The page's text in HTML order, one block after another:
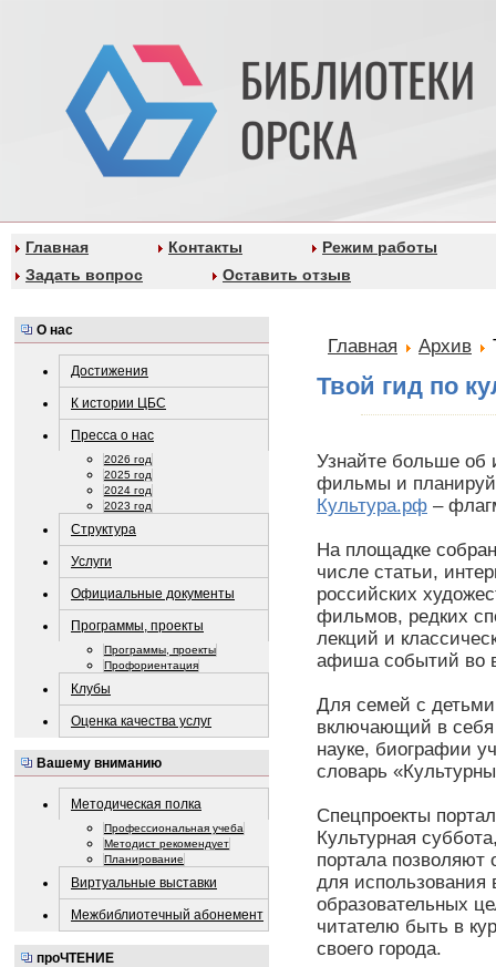
Главная Контакты
Режим работы
Задать вопрос
Оставить отзыв
О нас
Достижения
К истории ЦБС
Пресса о нас
2026 год
2025 год
2024 год
2023 год
Структура
Услуги
Официальные документы
Программы, проекты
Программы, проекты
Профориентация
Клубы
Оценка качества услуг
Вашему вниманию
Методическая полка
Профессиональная учеба
Методист рекомендует
Планирование
Виртуальные выставки
Межбиблиотечный абонемент
проЧТЕНИЕ
Главная Архив
Твой гид по
Узнайте больше об
фильмы и
Культура.рф –
На площадке
числе статьи,
российских
фильмов, редких
лекций и
афиша событий во
Для семей с детьми
включающий в себя
науке, биографии
словарь
Спецпроекты
Культурная
портала
для использования
образовательных
читателю быть в
своего города.